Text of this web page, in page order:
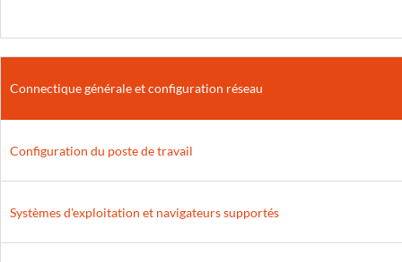
Connectique générale et configuration réseau
Configuration du poste de travail
Systèmes d'exploitation et navigateurs supportés